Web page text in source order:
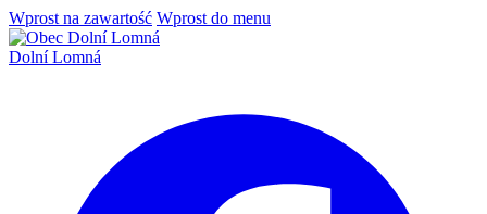
Wprost na zawartość Wprost do menu
Dolní Lomná